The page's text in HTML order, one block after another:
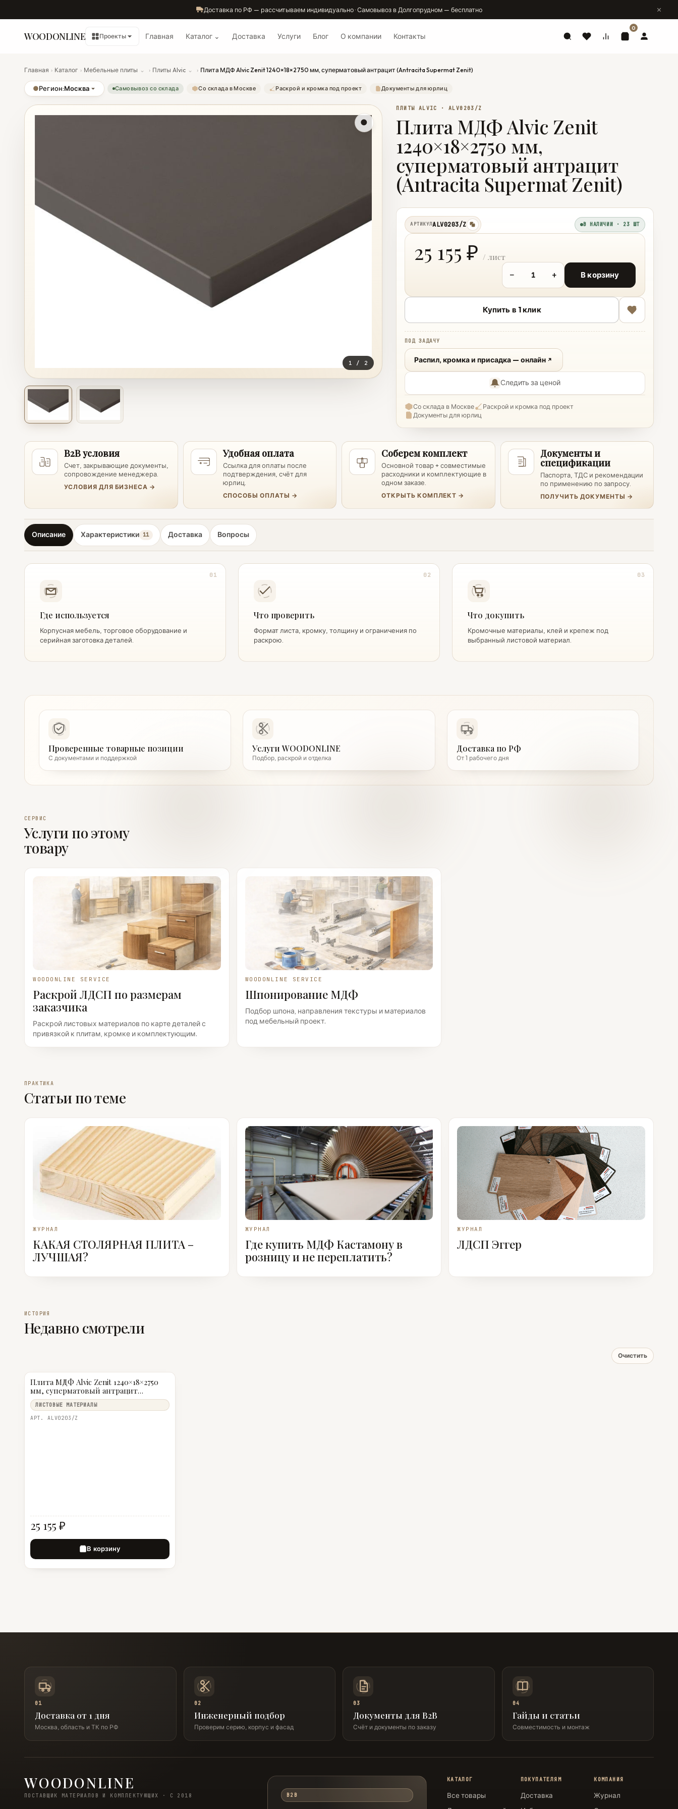
Доставка по РФ — рассчитываем индивидуально · Самовывоз в Долгопрудном — бесплатно
WOODONLINE Проекты Главная Каталог ⌄ Доставка Услуги Блог О компании Контакты
0
Главная › Каталог › Мебельные плиты ⌄ › Плиты Alvic ⌄ › Плита МДФ Alvic Zenit 1240×18×2750 мм, суперматовый антрацит (Antracita Supermat Zenit)
●Регион:Москва Самовывоз со склада Со склада в Москве Раскрой и кромка под проект Документы для юрлиц
ПЛИТЫ ALVIC · ALV0203/Z
Плита МДФ Alvic Zenit
1240×18×2750 мм,
суперматовый антрацит
(Antracita Supermat Zenit)
1 / 2
АРТИКУЛALV0203/Z
копировать
В НАЛИЧИИ · 23 ШТ
25 155 ₽
− + В корзину
Купить в 1 клик
ПОД ЗАДАЧУ
Распил, кромка и присадка — онлайн
Следить за ценой
Со склада в Москве
Раскрой и кромка под проект
Документы для юрлиц
B2B условия
Счет, закрывающие документы,
сопровождение менеджера.
УСЛОВИЯ ДЛЯ БИЗНЕСА →
Удобная оплата
Ссылка для оплаты после
подтверждения, счёт для
юрлиц.
СПОСОБЫ ОПЛАТЫ →
Соберем комплект
Основной товар + совместимые
расходники и комплектующие в
одном заказе.
ОТКРЫТЬ КОМПЛЕКТ →
Документы и
спецификации
Паспорта, ТДС и рекомендации
по применению по запросу.
ПОЛУЧИТЬ ДОКУМЕНТЫ →
Описание Характеристики 11 Доставка Вопросы
01
Где используется
Корпусная мебель, торговое оборудование и
серийная заготовка деталей.
02
Что проверить
Формат листа, кромку, толщину и ограничения по
раскрою.
03
Что докупить
Кромочные материалы, клей и крепеж под
выбранный листовой материал.
Проверенные товарные позиции
С документами и поддержкой
Услуги WOODONLINE
Подбор, раскрой и отделка
Доставка по РФ
От 1 рабочего дня
СЕРВИС
Услуги по этому
товару
WOODONLINE SERVICE
Раскрой ЛДСП по размерам
заказчика
Раскрой листовых материалов по карте деталей с
привязкой к плитам, кромке и комплектующим.
WOODONLINE SERVICE
Шпонирование МДФ
Подбор шпона, направления текстуры и материалов
под мебельный проект.
ПРАКТИКА
Статьи по теме
ЖУРНАЛ
КАКАЯ СТОЛЯРНАЯ ПЛИТА –
ЛУЧШАЯ?
ЖУРНАЛ
Где купить МДФ Кастамону в
розницу и не переплатить?
ЖУРНАЛ
ЛДСП Эггер
ИСТОРИЯ
Недавно смотрели
Очистить
Плита МДФ Alvic Zenit 1240×18×2750
мм, суперматовый антрацит
(Antracita Supermat Zenit)
ЛИСТОВЫЕ МАТЕРИАЛЫ
АРТ. ALV0203/Z
25 155 ₽
В корзину
01
Доставка от 1 дня
Москва, область и ТК по РФ
02
Инженерный подбор
Проверим серию, корпус и фасад
03
Документы для B2B
Счёт и документы по заказу
04
Гайды и статьи
Совместимость и монтаж
WOODONLINE
ПОСТАВЩИК МАТЕРИАЛОВ И КОМПЛЕКТУЮЩИХ · С 2018 B2B
КАТАЛОГ
Все товары
ПОКУПАТЕЛЯМ
Доставка
КОМПАНИЯ
Журнал